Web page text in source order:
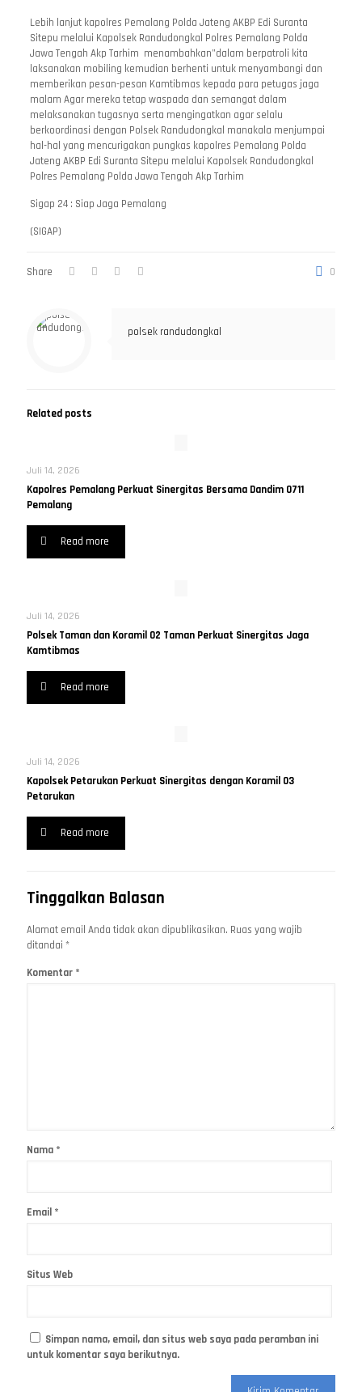
Lebih lanjut kapolres Pemalang Polda Jateng AKBP Edi Suranta
Sitepu melalui Kapolsek Randudongkal Polres Pemalang Polda
Jawa Tengah Akp Tarhim menambahkan”dalam berpatroli kita
laksanakan mobiling kemudian berhenti untuk menyambangi dan
memberikan pesan-pesan Kamtibmas kepada para petugas jaga
malam Agar mereka tetap waspada dan semangat dalam
melaksanakan tugasnya serta mengingatkan agar selalu
berkoordinasi dengan Polsek Randudongkal manakala menjumpai
hal-hal yang mencurigakan pungkas kapolres Pemalang Polda
Jateng AKBP Edi Suranta Sitepu melalui Kapolsek Randudongkal
Polres Pemalang Polda Jawa Tengah Akp Tarhim
Sigap 24 : Siap Jaga Pemalang
(SIGAP)
Share 0
polsek randudongkal
Related posts
Juli 14, 2026
Kapolres Pemalang Perkuat Sinergitas Bersama Dandim 0711
Pemalang
Read more
Juli 14, 2026
Polsek Taman dan Koramil 02 Taman Perkuat Sinergitas Jaga
Kamtibmas
Read more
Juli 14, 2026
Kapolsek Petarukan Perkuat Sinergitas dengan Koramil 03
Petarukan
Read more
Tinggalkan Balasan
Alamat email Anda tidak akan dipublikasikan. Ruas yang wajib
ditandai *
Komentar *
Nama *
Email *
Situs Web
Simpan nama, email, dan situs web saya pada peramban ini
untuk komentar saya berikutnya.